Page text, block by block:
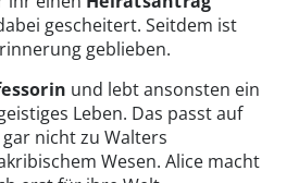
gescheitert. Seitdem ist
geblieben.
und lebt ansonsten ein
Leben. Das passt auf
nicht zu Walters
Wesen. Alice macht